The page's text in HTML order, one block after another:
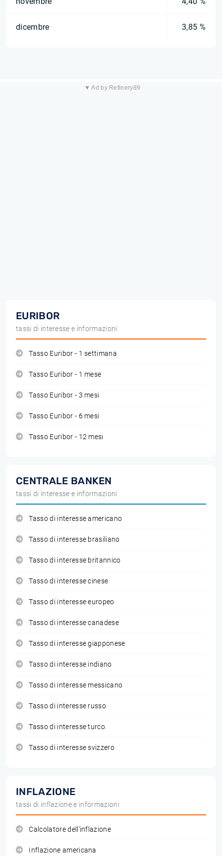
dicembre 3,85 %
▼ Ad by Refinery89
EURIBOR
tassi di interesse e informazioni
Tasso Euribor - 1 settimana
Tasso Euribor - 1 mese
Tasso Euribor - 3 mesi
Tasso Euribor - 6 mesi
Tasso Euribor - 12 mesi
CENTRALE BANKEN
tassi di interesse e informazioni
Tasso di interesse americano
Tasso di interesse brasiliano
Tasso di interesse britannico
Tasso di interesse cinese
Tasso di interesse europeo
Tasso di interesse canadese
Tasso di interesse giapponese
Tasso di interesse indiano
Tasso di interesse messicano
Tasso di interesse russo
Tasso di interesse turco
Tasso di interesse svizzero
INFLAZIONE
tassi di inflazione e informazioni
Calcolatore dell'inflazione
Inflazione americana